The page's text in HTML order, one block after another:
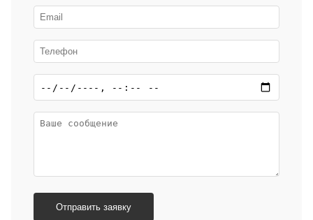
Отправить заявку